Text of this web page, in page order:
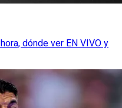
dónde ver EN VIVO y